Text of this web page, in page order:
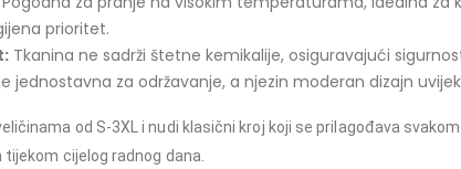
prioritet.
Tkanina ne sadrži štetne kemikalije, osiguravajući
jednostavna za održavanje, a njezin moderan dizajn
od S-3XL i nudi klasični kroj koji se prilagođava
cijelog radnog dana.